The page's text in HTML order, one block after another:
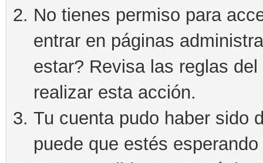
No tienes permiso para
entrar en páginas
estar? Revisa las reglas
realizar esta acción.
Tu cuenta pudo haber sido
puede que estés